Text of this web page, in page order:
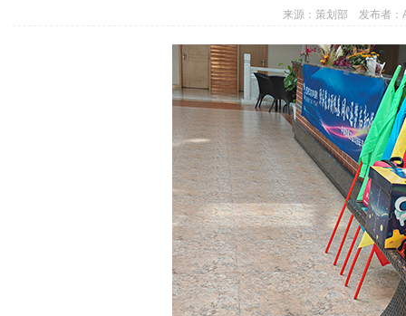
来源：策划部 发布者